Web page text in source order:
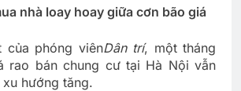
nhà loay hoay giữa cơn bão giá
của phóng viênDân trí, một tháng
rao bán chung cư tại Hà Nội vẫn
hướng tăng.